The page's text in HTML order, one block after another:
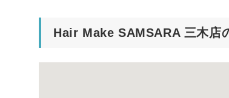
Hair Make SAMSARA 三木店